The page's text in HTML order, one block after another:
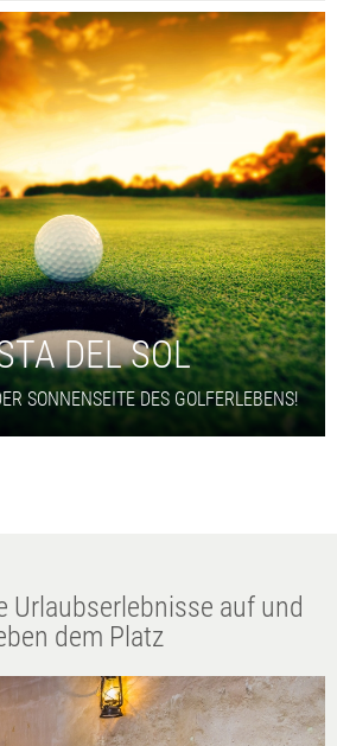
DEL SOL
SONNENSEITE DES GOLFERLEBENS!
Urlaubserlebnisse auf und
dem Platz